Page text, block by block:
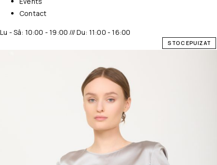
Contact
Lu - Sâ: 10:00 - 19:00 /// Du: 11:00 - 16:00
STOC EPUIZAT